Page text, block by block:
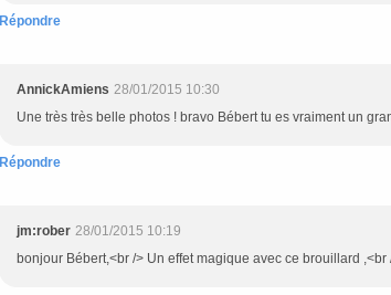
Répondre
AnnickAmiens 28/01/2015 10:30
Une très très belle photos ! bravo Bébert tu es vraiment un
Répondre
jm:rober 28/01/2015 10:19
bonjour Bébert,<br /> Un effet magique avec ce brouillard